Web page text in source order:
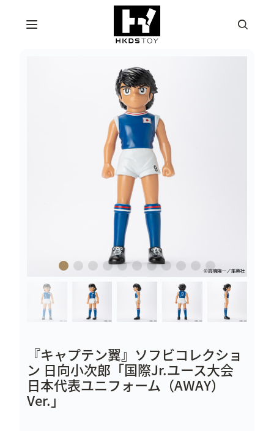
『キャプテン翼』ソフビコレクショ
ン 日向小次郎「国際Jr.ユース大会
日本代表ユニフォーム（AWAY）
Ver.」